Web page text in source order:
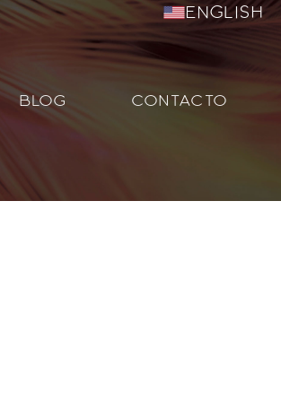
English
BLOG CONTACTO